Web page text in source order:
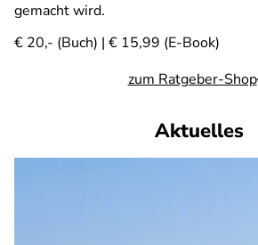
gemacht wird.
€ 20,- (Buch) | € 15,99 (E-Book)
zum Ratgeber-Shop
Aktuelles